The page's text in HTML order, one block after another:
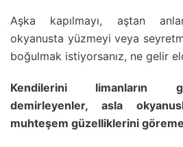
Aşka kapılmayı, aştan
okyanusta yüzmeyi veya
boğulmak istiyorsanız, ne gelir
Kendilerini limanların
demirleyenler, asla
muhteşem güzelliklerini